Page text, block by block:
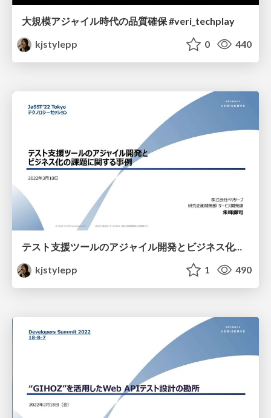
大規模アジャイル時代の品質確保 #veri_techplay
kjstylepp
0 440
テスト支援ツールのアジャイル開発とビジネス化の課題に関する事例 #jassttokyo
kjstylepp
1 490